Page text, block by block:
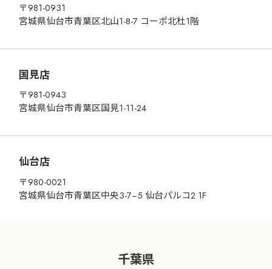
〒981-0931
宮城県仙台市青葉区北山1-8-7 コーポ北杜1階
国見店
〒981-0943
宮城県仙台市青葉区国見1-11-24
仙台店
〒980-0021
宮城県仙台市青葉区中央3-7−5 仙台パルコ2 1F
千葉県